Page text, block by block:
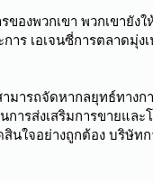
องพวกเขา พวกเขายังใ
ร เอเจนซี่การตลาดมุ่ง
มารถจัดหากลยุทธ์ทาง
นการส่งเสริมการขายแ
นใจอย่างถูกต้อง บริษัท